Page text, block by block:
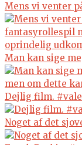
Mens vi venter
Man kan sige
Dejlig film.
Noget af det